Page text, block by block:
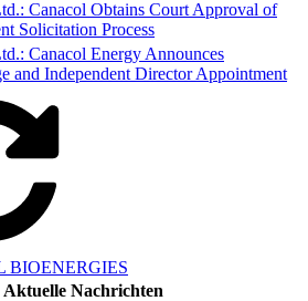
Canacol Obtains Court Approval of
Solicitation Process
Canacol Energy Announces
and Independent Director Appointment
BIOENERGIES
Aktuelle Nachrichten